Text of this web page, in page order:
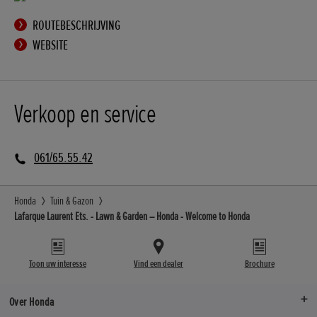
ROUTEBESCHRIJVING
WEBSITE
Verkoop en service
061/65.55.42
Honda
Tuin & Gazon
Lafarque Laurent Ets. - Lawn & Garden – Honda - Welcome to Honda
Toon uw interesse Vind een dealer Brochure
Over Honda